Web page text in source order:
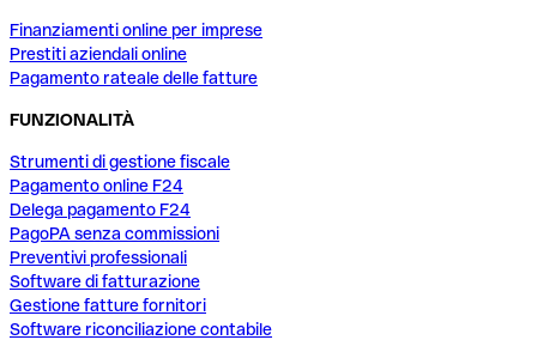
Finanziamenti online per imprese
Prestiti aziendali online
Pagamento rateale delle fatture
FUNZIONALITÀ
Strumenti di gestione fiscale
Pagamento online F24
Delega pagamento F24
PagoPA senza commissioni
Preventivi professionali
Software di fatturazione
Gestione fatture fornitori
Software riconciliazione contabile